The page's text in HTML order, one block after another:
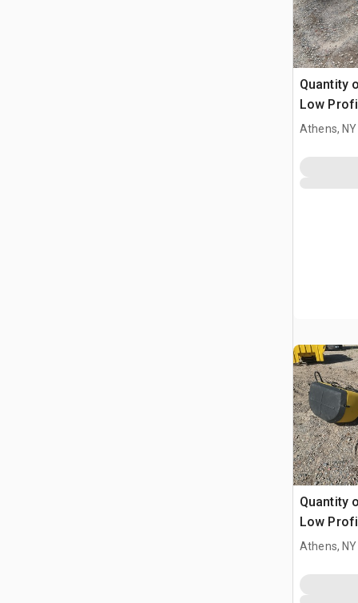
Quantity
Low
Mounted
Athens, NY
Quantity
Low
Mounted
Athens, NY